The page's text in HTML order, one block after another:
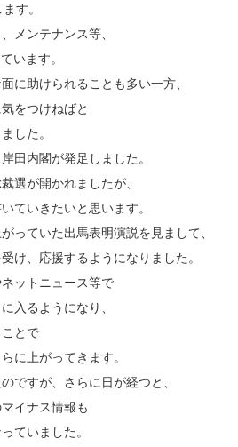
す。
メンテナンス等、
います。
に助けられることも多い一方、
をつけねばと
した。
田内閣が発足しました。
選が開かれましたが、
ていきたいと思います。
っていた出馬表明演説を見まして、
け、応援するようになりました。
ットニュース等で
入るようになり、
とで
に上がってきます。
ですが、さらに日が経つと、
イナス情報も
ていました。